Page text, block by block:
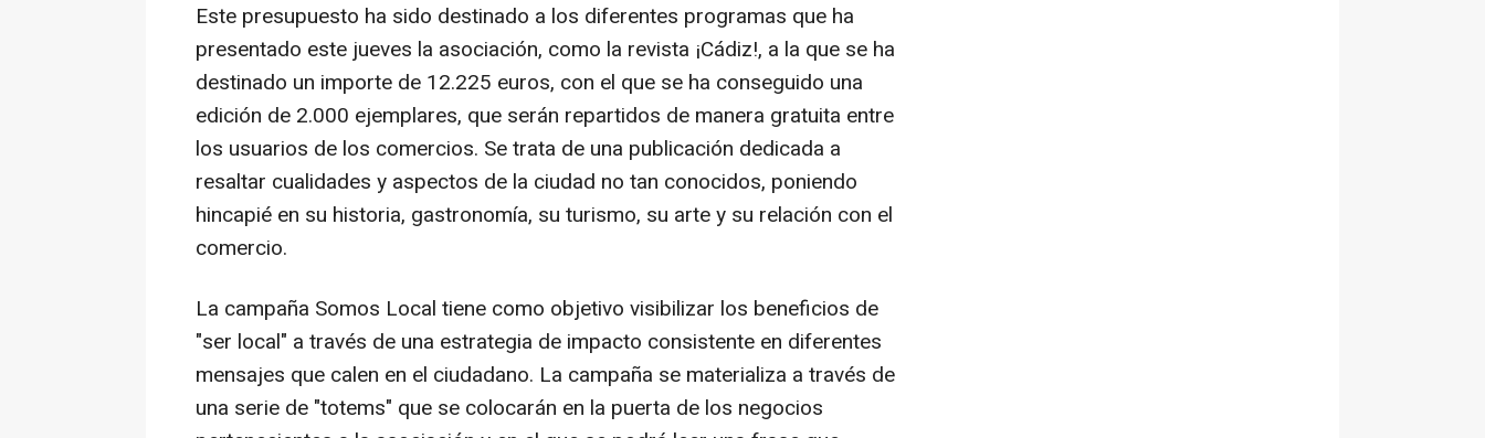
Este presupuesto ha sido destinado a los diferentes programas que ha
presentado este jueves la asociación, como la revista ¡Cádiz!, a la que se ha
destinado un importe de 12.225 euros, con el que se ha conseguido una
edición de 2.000 ejemplares, que serán repartidos de manera gratuita entre
los usuarios de los comercios. Se trata de una publicación dedicada a
resaltar cualidades y aspectos de la ciudad no tan conocidos, poniendo
hincapié en su historia, gastronomía, su turismo, su arte y su relación con el
comercio.
La campaña Somos Local tiene como objetivo visibilizar los beneficios de
"ser local" a través de una estrategia de impacto consistente en diferentes
mensajes que calen en el ciudadano. La campaña se materializa a través de
una serie de "totems" que se colocarán en la puerta de los negocios